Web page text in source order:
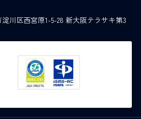
川区西宮原1-5-28 新大阪テラサキ第3